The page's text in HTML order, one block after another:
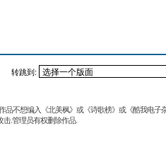
转跳到:
不想编入《北美枫》或《诗歌榜》或《酷我电子
.管理员有权删除作品.